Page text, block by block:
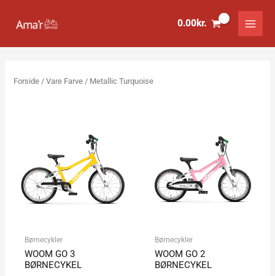
0.00kr.
Forside / Vare Farve / Metallic Turquoise
Børnecykler
WOOM GO 3
BØRNECYKEL
Børnecykler
WOOM GO 2
BØRNECYKEL